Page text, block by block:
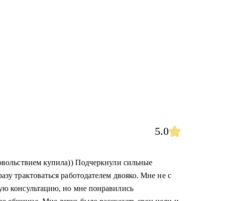
5.0
купила)) Подчеркнули сильные
трактоваться работодателем двояко. Мне не с
консультацию, но мне понравились